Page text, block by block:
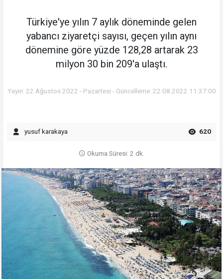
Türkiye'ye yılın 7 aylık döneminde gelen
yabancı ziyaretçi sayısı, geçen yılın aynı
dönemine göre yüzde 128,28 artarak 23
milyon 30 bin 209'a ulaştı.
Yayın: 22 Ağustos 2022 - Pazartesi - Güncelleme: 22.08.2022 11:37:00
yusuf karakaya 620
Okuma Süresi: 2 dk.